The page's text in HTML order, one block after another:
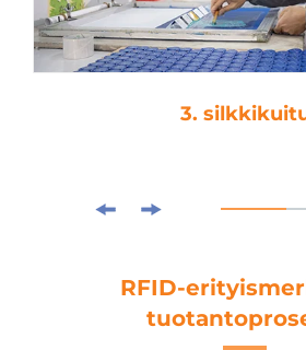
3.
RFID-